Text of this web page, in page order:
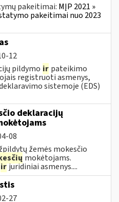
pakeitimai: MĮP 2021 »
pakeitimai nuo 2023
12
pildymo ir pateikimo
registruoti asmenys,
sistemoje (EDS)
deklaracijų
08
žemės mokesčio
mokėtojams.
irjuridiniai asmenys....
27